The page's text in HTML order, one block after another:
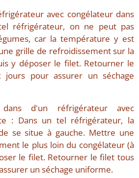
avec congélateur dans
réfrigérateur, on ne peut pas
car la température y est
grille de refroidissement sur la
y déposer le filet. Retourner le
pour assurer un séchage
d'un réfrigérateur avec
: Dans un tel réfrigérateur, la
se situe à gauche. Mettre une
le plus loin du congélateur (à
le filet. Retourner le filet tous
un séchage uniforme.